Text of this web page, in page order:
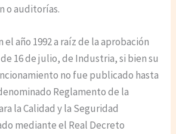
o auditorías.
el año 1992 a raíz de la aprobación
16 de julio, de Industria, si bien su
no fue publicado hasta
Reglamento de la
la Calidad y la Seguridad
mediante el Real Decreto